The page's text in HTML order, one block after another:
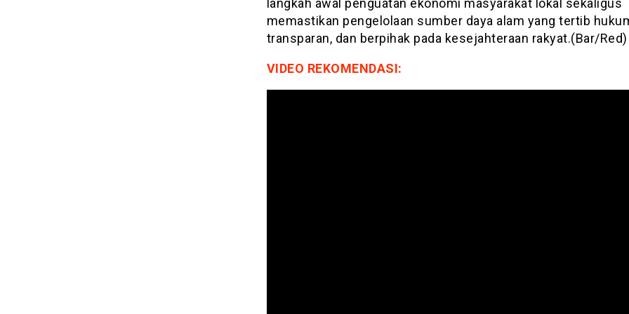
langkah awal penguatan ekonomi masyarakat lokal sekaligus
memastikan pengelolaan sumber daya alam yang tertib
transparan, dan berpihak pada kesejahteraan rakyat.(Bar/Red)
VIDEO REKOMENDASI: